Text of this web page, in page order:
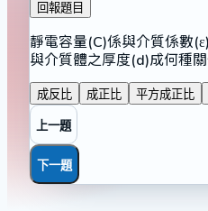
回報題目
靜電容量(C)係與介質係數
與介質體之厚度(d)成何種關
成反比 成正比 平方成正比
上一題
下一題